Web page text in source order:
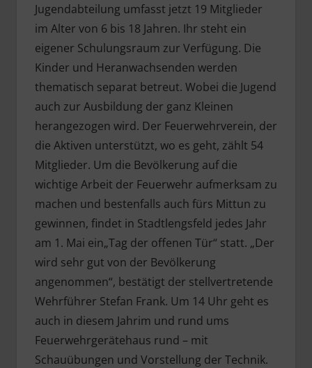
Jugendabteilung umfasst jetzt 19 Mitglieder
im Alter von 6 bis 18 Jahren. Ihr steht ein
eigener Schulungsraum zur Verfügung. Die
Kinder und Heranwachsenden werden
thematisch separat betreut. Wobei die Jugend
auch zur Ausbildung der ganz Kleinen
herangezogen wird. Der Feuerwehrverein, der
die Aktiven unterstützt, wo es geht, zählt 54
Mitglieder. Um die Bevölkerung auf die
wichtige Arbeit der Feuerwehr aufmerksam zu
machen und bestenfalls auch fürs Mittun zu
gewinnen, findet in Stadtlengsfeld jedes Jahr
am 1. Mai ein„Tag der offenen Tür“ statt. „Der
wird sehr gut von der Bevölkerung
angenommen“, bestätigt der stellvertretende
Wehrführer Stefan Frank. Um 14 Uhr geht es
auch in diesem Jahrim und rund ums
Feuerwehrgerätehaus rund – mit
Schauübungen und Vorstellung der Technik.